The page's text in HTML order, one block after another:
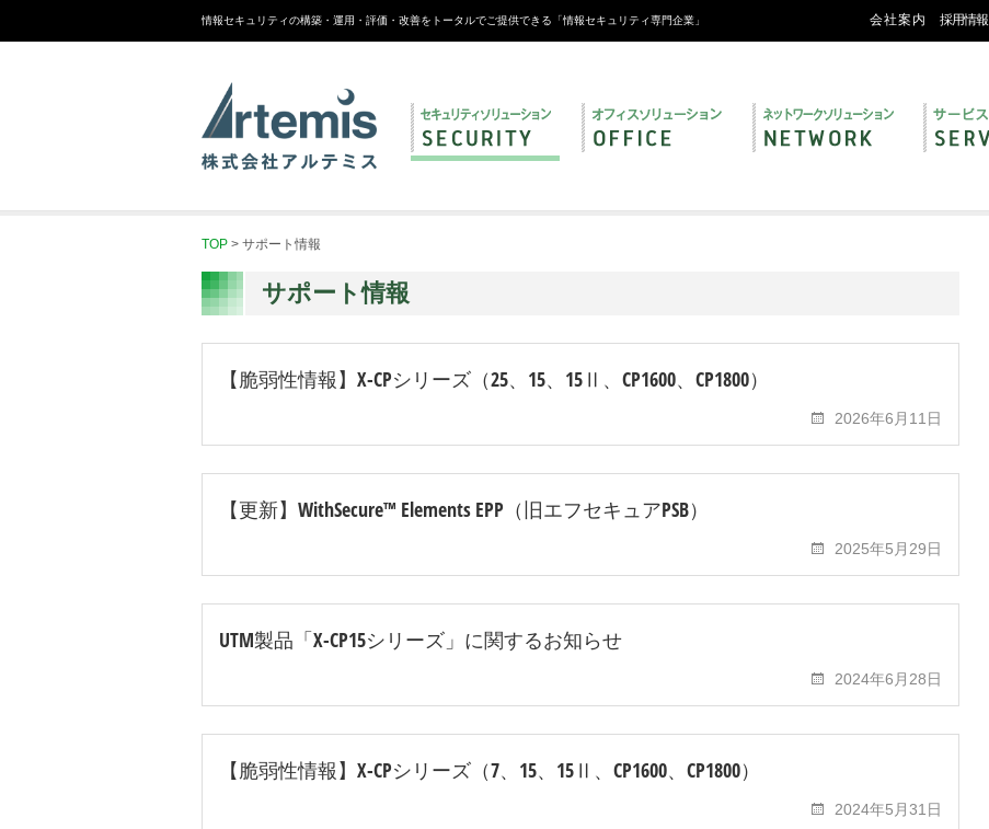
情報セキュリティの構築・運用・評価・改善をトータルでご提供できる「情報セキュリティ専門企業」 会社案内 採用情報
TOP > サポート情報
サポート情報
【脆弱性情報】X-CPシリーズ（25、15、15Ⅱ、CP1600、CP1800）
2026年6月11日
【更新】WithSecure™ Elements EPP（旧エフセキュアPSB）
2025年5月29日
UTM製品「X-CP15シリーズ」に関するお知らせ
2024年6月28日
【脆弱性情報】X-CPシリーズ（7、15、15Ⅱ、CP1600、CP1800）
2024年5月31日